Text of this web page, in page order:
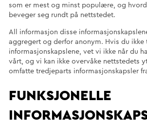
som er mest og minst populære, og
beveger seg rundt på nettstedet.
All informasjon disse
aggregert og derfor anonym. Hvis du ikke
informasjonskapslene, vet vi ikke når du
vårt, og vi kan ikke overvåke nettstedets
omfatte tredjeparts informasjonskapsler
FUNKSJONELLE